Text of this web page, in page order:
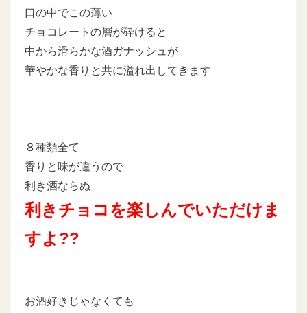
口の中でこの薄い
チョコレートの層が砕けると
中から滑らかな酒ガナッシュが
華やかな香りと共に溢れ出してきます
８種類全て
香りと味が違うので
利き酒ならぬ
利きチョコを楽しんでいただけま
すよ??
お酒好きじゃなくても